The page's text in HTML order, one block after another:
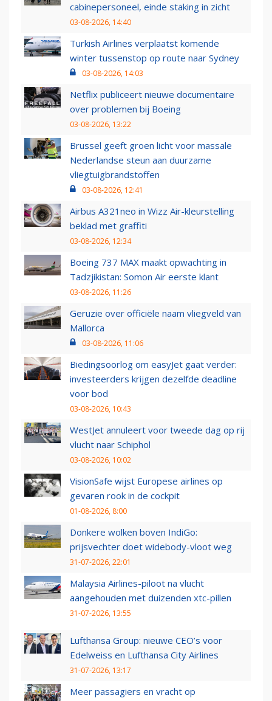
cabinepersoneel, einde staking in zicht
03-08-2026, 14:40
Turkish Airlines verplaatst komende
winter tussenstop op route naar Sydney
03-08-2026, 14:03
Netflix publiceert nieuwe documentaire
over problemen bij Boeing
03-08-2026, 13:22
Brussel geeft groen licht voor massale
Nederlandse steun aan duurzame
vliegtuigbrandstoffen
03-08-2026, 12:41
Airbus A321neo in Wizz Air-kleurstelling
beklad met graffiti
03-08-2026, 12:34
Boeing 737 MAX maakt opwachting in
Tadzjikistan: Somon Air eerste klant
03-08-2026, 11:26
Geruzie over officiële naam vliegveld van
Mallorca
03-08-2026, 11:06
Biedingsoorlog om easyJet gaat verder:
investeerders krijgen dezelfde deadline
voor bod
03-08-2026, 10:43
WestJet annuleert voor tweede dag op rij
vlucht naar Schiphol
03-08-2026, 10:02
VisionSafe wijst Europese airlines op
gevaren rook in de cockpit
01-08-2026, 8:00
Donkere wolken boven IndiGo:
prijsvechter doet widebody-vloot weg
31-07-2026, 22:01
Malaysia Airlines-piloot na vlucht
aangehouden met duizenden xtc-pillen
31-07-2026, 13:55
Lufthansa Group: nieuwe CEO’s voor
Edelweiss en Lufthansa City Airlines
31-07-2026, 13:17
Meer passagiers en vracht op